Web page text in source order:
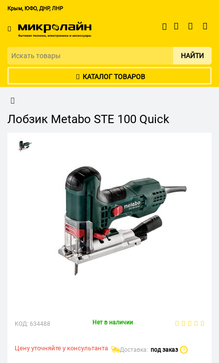
Крым, ЮФО, ДНР, ЛНР
НАЙТИ
КАТАЛОГ ТОВАРОВ
Лобзик Metabo STE 100 Quick
КОД: 634488 Нет в наличии
Цену уточняйте у консультанта Доставка: под заказ ?